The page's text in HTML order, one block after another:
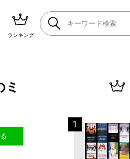
ランキング
ミ